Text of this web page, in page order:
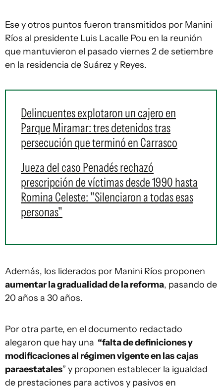
Ese y otros puntos fueron transmitidos por Manini
Ríos al presidente Luis Lacalle Pou en la reunión
que mantuvieron el pasado viernes 2 de setiembre
en la residencia de Suárez y Reyes.
Delincuentes explotaron un cajero en
Parque Miramar: tres detenidos tras
persecución que terminó en Carrasco
Jueza del caso Penadés rechazó
prescripción de víctimas desde 1990 hasta
Romina Celeste: "Silenciaron a todas esas
personas"
Además, los liderados por Manini Ríos proponen
aumentar la gradualidad de la reforma, pasando de
20 años a 30 años.
Por otra parte, en el documento redactado
alegaron que hay una “falta de definiciones y
modificaciones al régimen vigente en lascajas
paraestatales” y proponen establecer la igualdad
de prestaciones para activos y pasivos en